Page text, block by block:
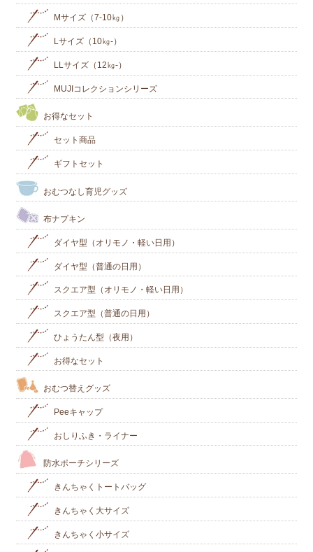
Mサイズ（7-10㎏）
Lサイズ（10㎏-）
LLサイズ（12㎏-）
MUJIコレクションシリーズ
お得なセット
セット商品
ギフトセット
おむつなし育児グッズ
布ナプキン
ダイヤ型（オリモノ・軽い日用）
ダイヤ型（普通の日用）
スクエア型（オリモノ・軽い日用）
スクエア型（普通の日用）
ひょうたん型（夜用）
お得なセット
おむつ替えグッズ
Peeキャップ
おしりふき・ライナー
防水ポーチシリーズ
きんちゃくトートバッグ
きんちゃく大サイズ
きんちゃく小サイズ